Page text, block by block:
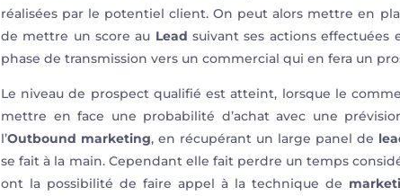
réalisées par le potentiel client. On peut alors mettre en
de mettre un score au Lead suivant ses actions
phase de transmission vers un commercial qui en fera un
Le niveau de prospect qualifié est atteint, lorsque le
mettre en face une probabilité d’achat avec une
l’Outbound marketing, en récupérant un large panel de
se fait à la main. Cependant elle fait perdre un temps
ont la possibilité de faire appel à la technique de